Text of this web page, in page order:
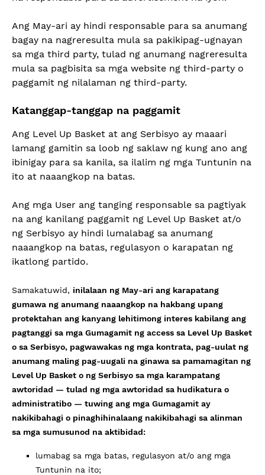
Ang May-ari ay hindi responsable para sa anumang
bagay na nagreresulta mula sa pakikipag-ugnayan
sa mga third party, tulad ng anumang nagreresulta
mula sa pagbisita sa mga website ng third-party o
paggamit ng nilalaman ng third-party.
Katanggap-tanggap na paggamit
Ang Level Up Basket at ang Serbisyo ay maaari
lamang gamitin sa loob ng saklaw ng kung ano ang
ibinigay para sa kanila, sa ilalim ng mga Tuntunin na
ito at naaangkop na batas.
Ang mga User ang tanging responsable sa pagtiyak
na ang kanilang paggamit ng Level Up Basket at/o
ng Serbisyo ay hindi lumalabag sa anumang
naaangkop na batas, regulasyon o karapatan ng
ikatlong partido.
Samakatuwid, inilalaan ng May-ari ang karapatang
gumawa ng anumang naaangkop na hakbang upang
protektahan ang kanyang lehitimong interes kabilang ang
pagtanggi sa mga Gumagamit ng access sa Level Up Basket
o sa Serbisyo, pagwawakas ng mga kontrata, pag-uulat ng
anumang maling pag-uugali na ginawa sa pamamagitan ng
Level Up Basket o ng Serbisyo sa mga karampatang
awtoridad — tulad ng mga awtoridad sa hudikatura o
administratibo — tuwing ang mga Gumagamit ay
nakikibahagi o pinaghihinalaang nakikibahagi sa alinman
sa mga sumusunod na aktibidad:
lumabag sa mga batas, regulasyon at/o ang mga
Tuntunin na ito;